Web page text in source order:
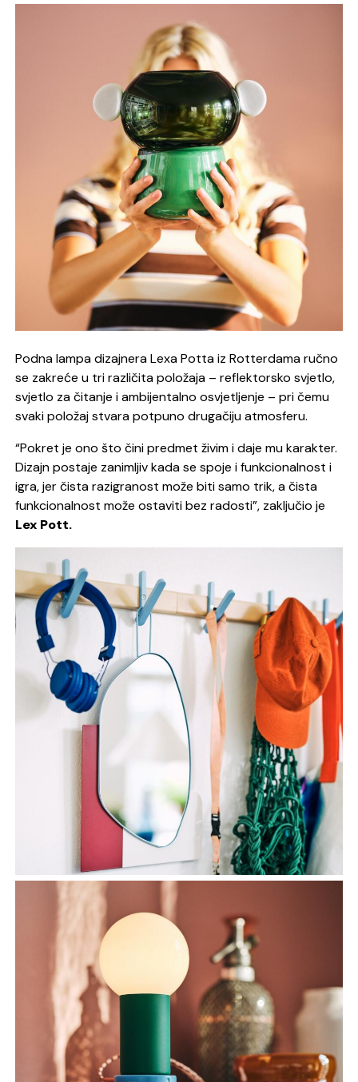
Podna lampa dizajnera Lexa Potta iz Rotterdama ručno
se zakreće u tri različita položaja – reflektorsko svjetlo,
svjetlo za čitanje i ambijentalno osvjetljenje – pri čemu
svaki položaj stvara potpuno drugačiju atmosferu.
“Pokret je ono što čini predmet živim i daje mu karakter.
Dizajn postaje zanimljiv kada se spoje i funkcionalnost i
igra, jer čista razigranost može biti samo trik, a čista
funkcionalnost može ostaviti bez radosti”, zaključio je
Lex Pott.